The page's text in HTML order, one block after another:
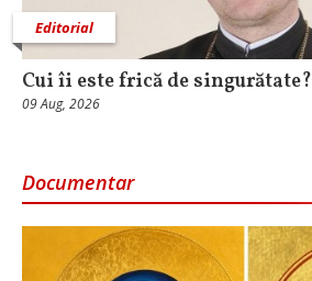
Editorial
Cui îi este frică de singurătate?
09 Aug, 2026
Documentar